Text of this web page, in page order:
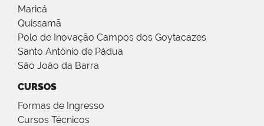
Maricá
Quissamã
Polo de Inovação Campos dos Goytacazes
Santo Antônio de Pádua
São João da Barra
CURSOS
Formas de Ingresso
Cursos Técnicos